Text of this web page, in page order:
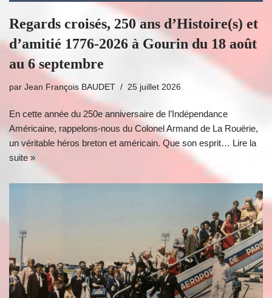
Regards croisés, 250 ans d’Histoire(s) et
d’amitié 1776-2026 à Gourin du 18 août
au 6 septembre
par Jean François BAUDET 25 juillet 2026
En cette année du 250e anniversaire de l’Indépendance
Américaine, rappelons-nous du Colonel Armand de La Rouërie,
un véritable héros breton et américain. Que son esprit… Lire la
suite »